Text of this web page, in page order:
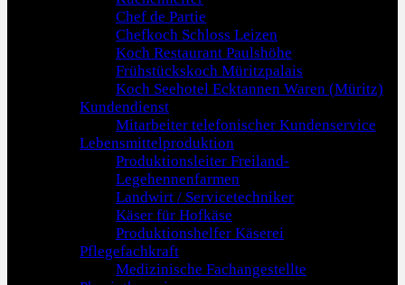
Chef de Partie
Chefkoch Schloss Leizen
Koch Restaurant Paulshöhe
Frühstückskoch Müritzpalais
Koch Seehotel Ecktannen Waren (Müritz)
Kundendienst
Mitarbeiter telefonischer Kundenservice
Lebensmittelproduktion
Produktionsleiter Freiland-
Legehennenfarmen
Landwirt / Servicetechniker
Käser für Hofkäse
Produktionshelfer Käserei
Pflegefachkraft
Medizinische Fachangestellte